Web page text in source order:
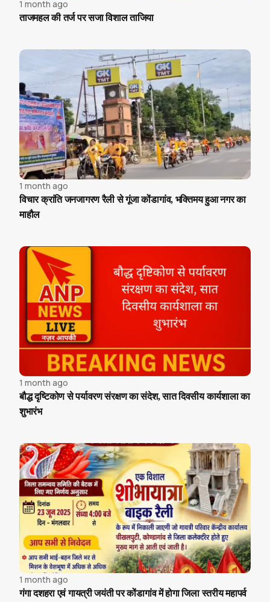
1 month ago
ताजमहल की तर्ज पर सजा विशाल ताजिया
1 month ago
विचार क्रांति जनजागरण रैली से गूंजा कोंडागांव, भक्तिमय हुआ नगर का
माहौल
1 month ago
बौद्ध दृष्टिकोण से पर्यावरण संरक्षण का संदेश, सात दिवसीय कार्यशाला का
शुभारंभ
1 month ago
गंगा दशहरा एवं गायत्री जयंती पर कोंडागांव में होगा जिला स्तरीय महापर्व